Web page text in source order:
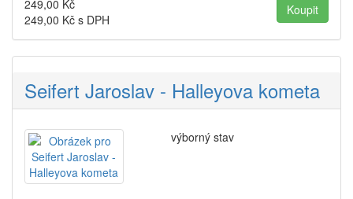
249,00 Kč
249,00 Kč s DPH
Seifert Jaroslav - Halleyova kometa
výborný stav